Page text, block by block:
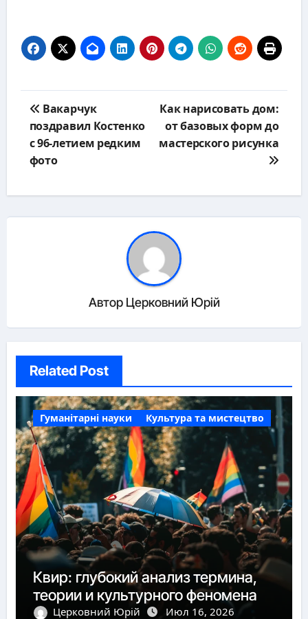
по
записям
Вакарчук
поздравил Костенко
с 96-летием редким
фото
Как нарисовать дом:
от базовых форм до
мастерского рисунка
Автор Церковний Юрій
Related Post
Гуманітарні науки Культура та мистецтво
Квир: глубокий анализ термина,
теории и культурного феномена
Церковний Юрій Июл 16, 2026